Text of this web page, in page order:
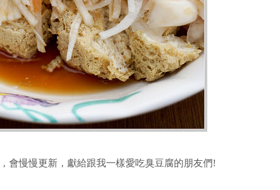
會慢慢更新，獻給跟我一樣愛吃臭豆腐的朋友們!